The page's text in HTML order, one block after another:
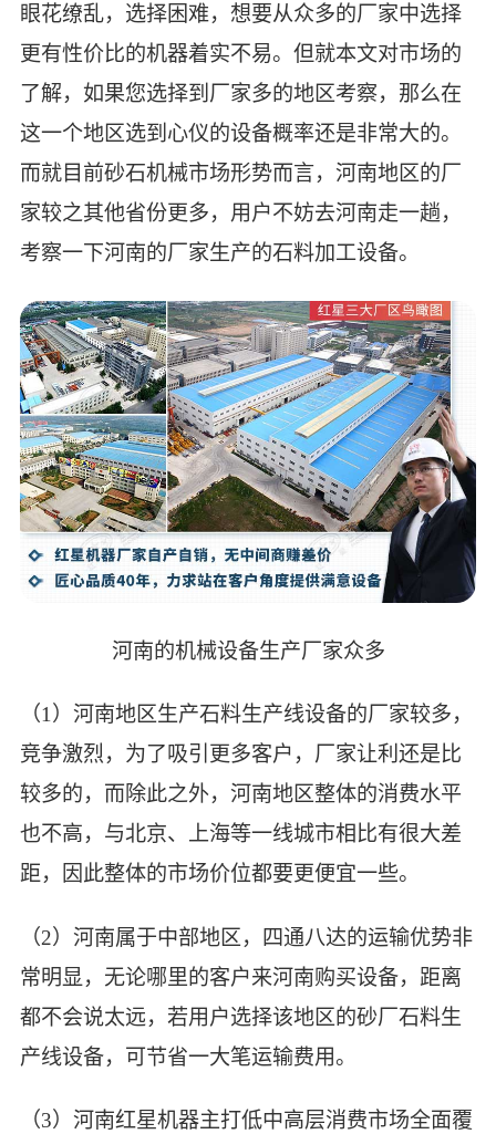
眼花缭乱，选择困难，想要从众多的厂家中选择
更有性价比的机器着实不易。但就本文对市场的
了解，如果您选择到厂家多的地区考察，那么在
这一个地区选到心仪的设备概率还是非常大的。
而就目前砂石机械市场形势而言，河南地区的厂
家较之其他省份更多，用户不妨去河南走一趟，
考察一下河南的厂家生产的石料加工设备。
河南的机械设备生产厂家众多
（1）河南地区生产石料生产线设备的厂家较多，
竞争激烈，为了吸引更多客户，厂家让利还是比
较多的，而除此之外，河南地区整体的消费水平
也不高，与北京、上海等一线城市相比有很大差
距，因此整体的市场价位都要更便宜一些。
（2）河南属于中部地区，四通八达的运输优势非
常明显，无论哪里的客户来河南购买设备，距离
都不会说太远，若用户选择该地区的砂厂石料生
产线设备，可节省一大笔运输费用。
（3）河南红星机器主打低中高层消费市场全面覆